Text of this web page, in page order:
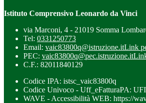
Istituto Comprensivo Leonardo da Vinci
via Marconi, 4 - 21019 Somma
Tel: 0331250773
Email: vaic83800q@istruzione.itLink
PEC: vaic83800q@pec.istruzione.it
C.F.: 82011840129
Codice IPA: istsc_vaic83800q
Codice Univoco - Uff_eFatturaPA:
WAVE - Accessibilità WEB: https://